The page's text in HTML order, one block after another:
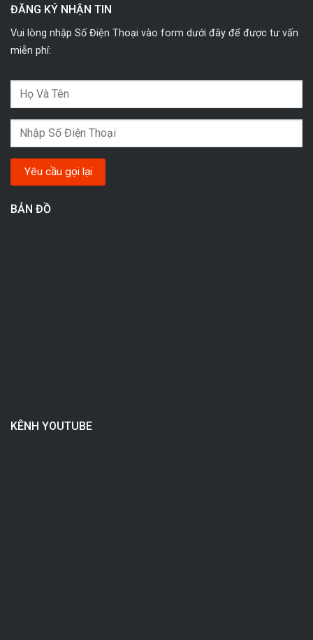
ĐĂNG KÝ NHẬN TIN
Vui lòng nhập Số Điện Thoại vào form dưới đây để được tư vấn
miễn phí:
BẢN ĐỒ
KÊNH YOUTUBE